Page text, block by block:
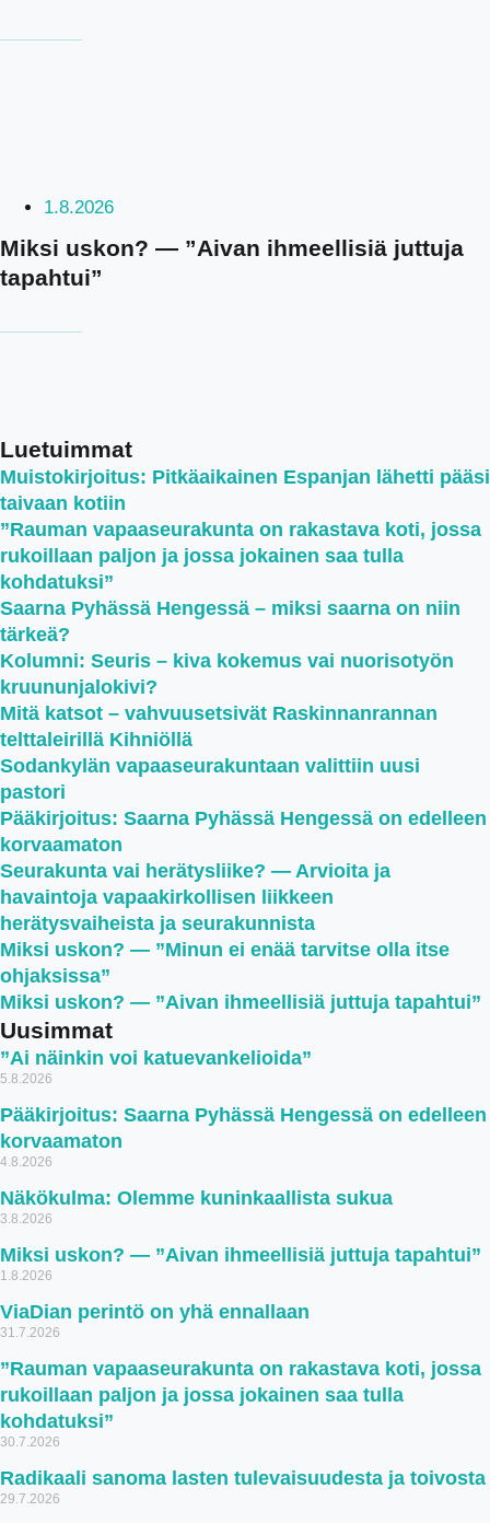
1.8.2026
Miksi uskon? — ”Aivan ihmeellisiä juttuja
tapahtui”
Luetuimmat
Muistokirjoitus: Pitkäaikainen Espanjan lähetti pääsi
taivaan kotiin
”Rauman vapaaseurakunta on rakastava koti, jossa
rukoillaan paljon ja jossa jokainen saa tulla
kohdatuksi”
Saarna Pyhässä Hengessä – miksi saarna on niin
tärkeä?
Kolumni: Seuris – kiva kokemus vai nuorisotyön
kruununjalokivi?
Mitä katsot – vahvuusetsivät Raskinnanrannan
telttaleirillä Kihniöllä
Sodankylän vapaaseurakuntaan valittiin uusi
pastori
Pääkirjoitus: Saarna Pyhässä Hengessä on edelleen
korvaamaton
Seurakunta vai herätysliike? — Arvioita ja
havaintoja vapaakirkollisen liikkeen
herätysvaiheista ja seurakunnista
Miksi uskon? — ”Minun ei enää tarvitse olla itse
ohjaksissa”
Miksi uskon? — ”Aivan ihmeellisiä juttuja tapahtui”
Uusimmat
”Ai näinkin voi katuevankelioida”
5.8.2026
Pääkirjoitus: Saarna Pyhässä Hengessä on edelleen
korvaamaton
4.8.2026
Näkökulma: Olemme kuninkaallista sukua
3.8.2026
Miksi uskon? — ”Aivan ihmeellisiä juttuja tapahtui”
1.8.2026
ViaDian perintö on yhä ennallaan
31.7.2026
”Rauman vapaaseurakunta on rakastava koti, jossa
rukoillaan paljon ja jossa jokainen saa tulla
kohdatuksi”
30.7.2026
Radikaali sanoma lasten tulevaisuudesta ja toivosta
29.7.2026